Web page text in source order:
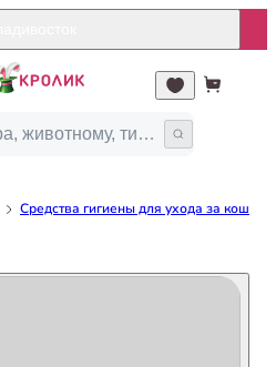
Средства гигиены для ухода за кошкой